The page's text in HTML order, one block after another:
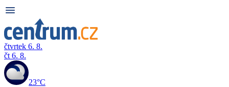
čtvrtek 6. 8.
čt 6. 8.
23°C